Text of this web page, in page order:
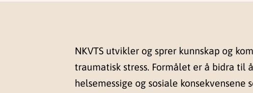
NKVTS utvikler og sprer kunnskap og
traumatisk stress. Formålet er å bidra til
helsemessige og sosiale konsekvensene